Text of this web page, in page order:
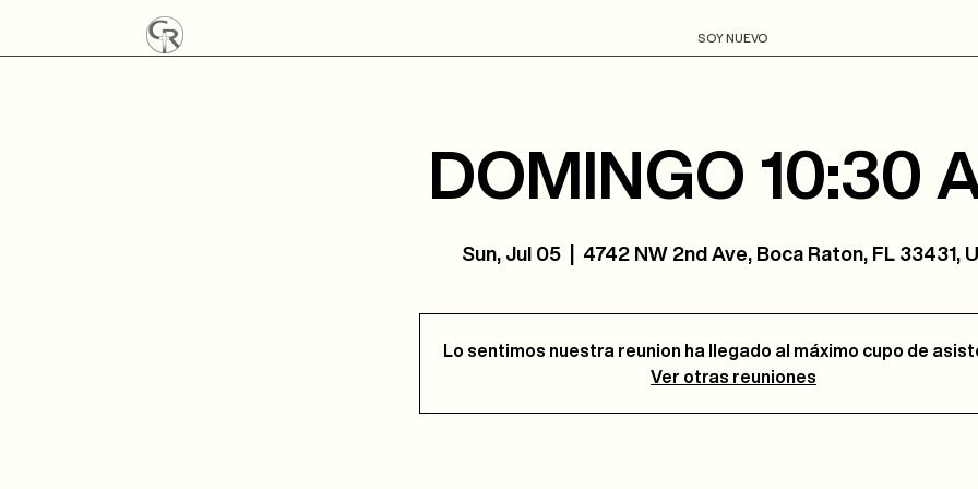
SOY NUEVO
DOMINGO 10:30
Sun, Jul 05
  |
4742 NW 2nd Ave, Boca Raton, FL 33431,
Lo sentimos nuestra reunion ha llegado al máximo cupo de
Ver otras reuniones